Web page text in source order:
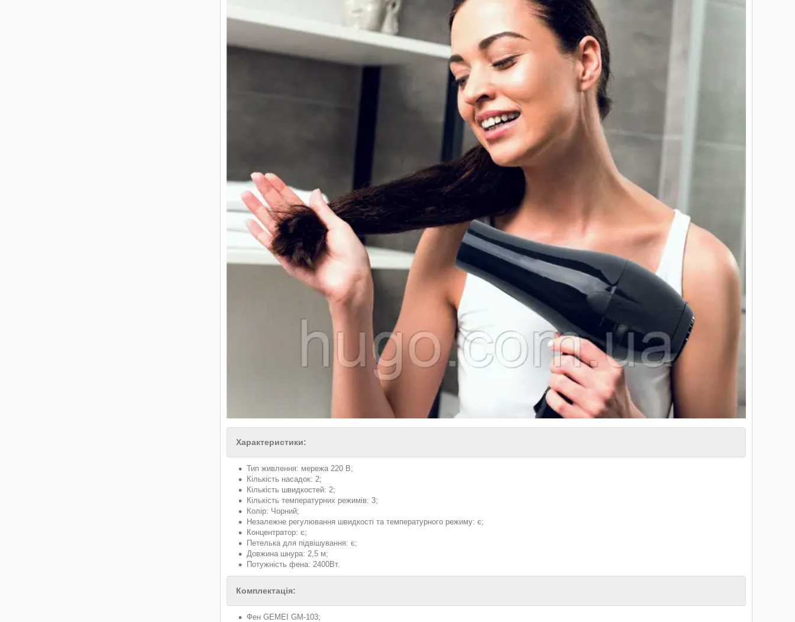
Характеристики:
Тип живлення: мережа 220 В;
Кількість насадок: 2;
Кількість швидкостей: 2;
Кількість температурних режимів: 3;
Колір: Чорний;
Незалежне регулювання швидкості та температурного режиму: є;
Концентратор: є;
Петелька для підвішування: є;
Довжина шнура: 2,5 м;
Потужність фена: 2400Вт.
Комплектація:
Фен GEMEI GM-103;